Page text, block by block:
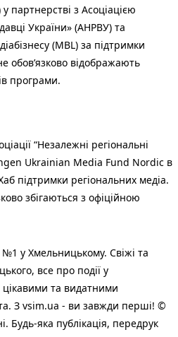
партнерстві з Асоціацією
України» (АНРВУ) та
(MBL) за підтримки
обов’язково відображають
програми.
“Незалежні регіональні
Ukrainian Media Fund Nordic в
підтримки регіональних медіа.
збігаються з офіційною
у Хмельницькому. Свіжі та
все про події у
та видатними
З vsim.ua - ви завжди перші! ©
Будь-яка публiкацiя, передрук